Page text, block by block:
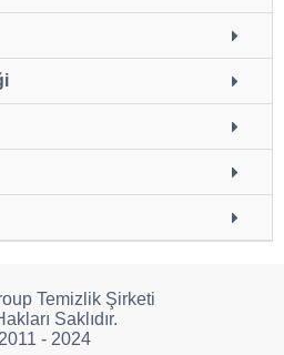
Temizlik Şirketi
Saklıdır.
- 2024